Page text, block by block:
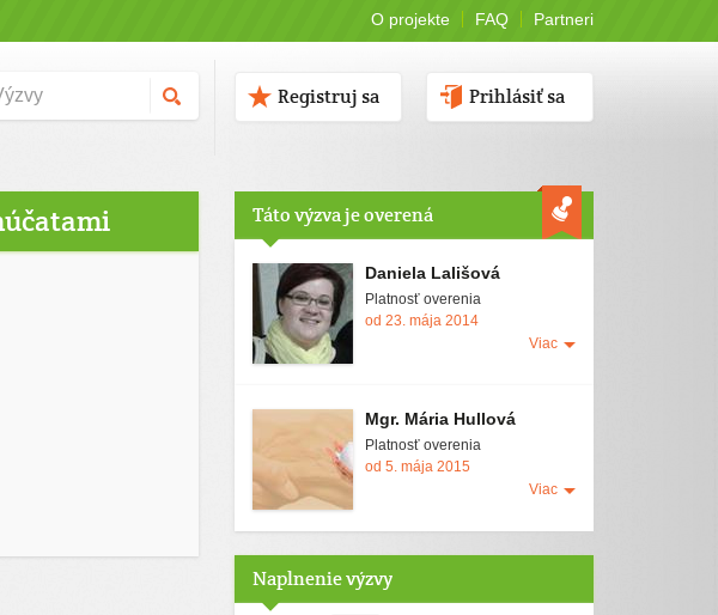
O projekte FAQ Partneri
Prihlásiť sa
Registruj sa
Táto výzva je overená
Daniela Lališová
Platnosť overenia
od 23. mája 2014
Viac
Mgr. Mária Hullová
Platnosť overenia
od 5. mája 2015
Viac
Naplnenie výzvy